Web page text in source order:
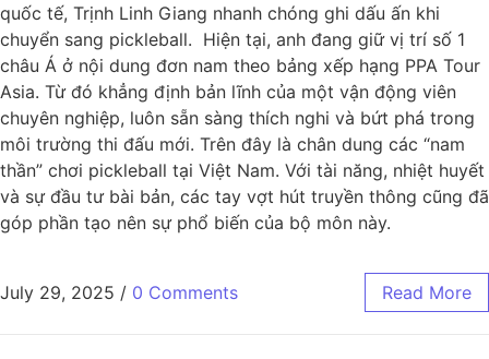
quốc tế, Trịnh Linh Giang nhanh chóng ghi dấu ấn khi
chuyển sang pickleball. Hiện tại, anh đang giữ vị trí số 1
châu Á ở nội dung đơn nam theo bảng xếp hạng PPA Tour
Asia. Từ đó khẳng định bản lĩnh của một vận động viên
chuyên nghiệp, luôn sẵn sàng thích nghi và bứt phá trong
môi trường thi đấu mới. Trên đây là chân dung các “nam
thần” chơi pickleball tại Việt Nam. Với tài năng, nhiệt huyết
và sự đầu tư bài bản, các tay vợt hút truyền thông cũng đã
góp phần tạo nên sự phổ biến của bộ môn này.
July 29, 2025 / 0 Comments Read More